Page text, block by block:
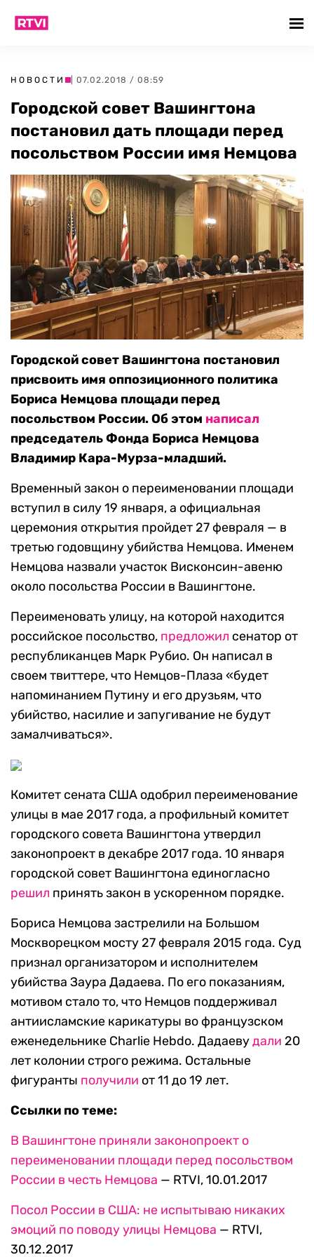
НОВОСТИ | 07.02.2018 / 08:59
Городской совет Вашингтона
постановил дать площади перед
посольством России имя Немцова
Городской совет Вашингтона постановил
присвоить имя оппозиционного политика
Бориса Немцова площади перед
посольством России. Об этом написал
председатель Фонда Бориса Немцова
Владимир Кара-Мурза-младший.
Временный закон о переименовании площади
вступил в силу 19 января, а официальная
церемония открытия пройдет 27 февраля — в
третью годовщину убийства Немцова. Именем
Немцова назвали участок Висконсин-авеню
около посольства России в Вашингтоне.
Переименовать улицу, на которой находится
российское посольство, предложил сенатор от
республиканцев Марк Рубио. Он написал в
своем твиттере, что Немцов-Плаза «будет
напоминанием Путину и его друзьям, что
убийство, насилие и запугивание не будут
замалчиваться».
Комитет сената США одобрил переименование
улицы в мае 2017 года, а профильный комитет
городского совета Вашингтона утвердил
законопроект в декабре 2017 года. 10 января
городской совет Вашингтона единогласно
решил принять закон в ускоренном порядке.
Бориса Немцова застрелили на Большом
Москворецком мосту 27 февраля 2015 года. Суд
признал организатором и исполнителем
убийства Заура Дадаева. По его показаниям,
мотивом стало то, что Немцов поддерживал
антиисламские карикатуры во французском
еженедельнике Charlie Hebdo. Дадаевудали 20
лет колонии строго режима. Остальные
фигуранты получили от 11 до 19 лет.
Ссылки по теме:
В Вашингтоне приняли законопроект о
переименовании площади перед посольством
России в честь Немцова — RTVI, 10.01.2017
Посол России в США: не испытываю никаких
эмоций по поводу улицы Немцова — RTVI,
30.12.2017